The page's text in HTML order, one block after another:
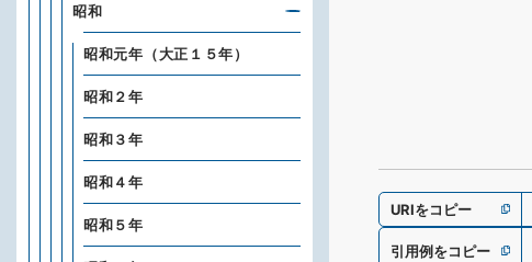
URIをコピー
引用例をコピー
昭和
昭和元年（大正１５年）
昭和２年
昭和３年
昭和４年
昭和５年